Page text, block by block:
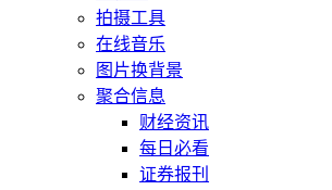
拍摄工具
在线音乐
图片换背景
聚合信息
财经资讯
每日必看
证券报刊